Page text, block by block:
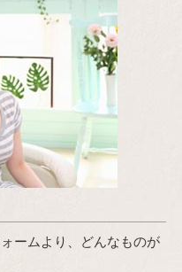
ームより、どんなものが